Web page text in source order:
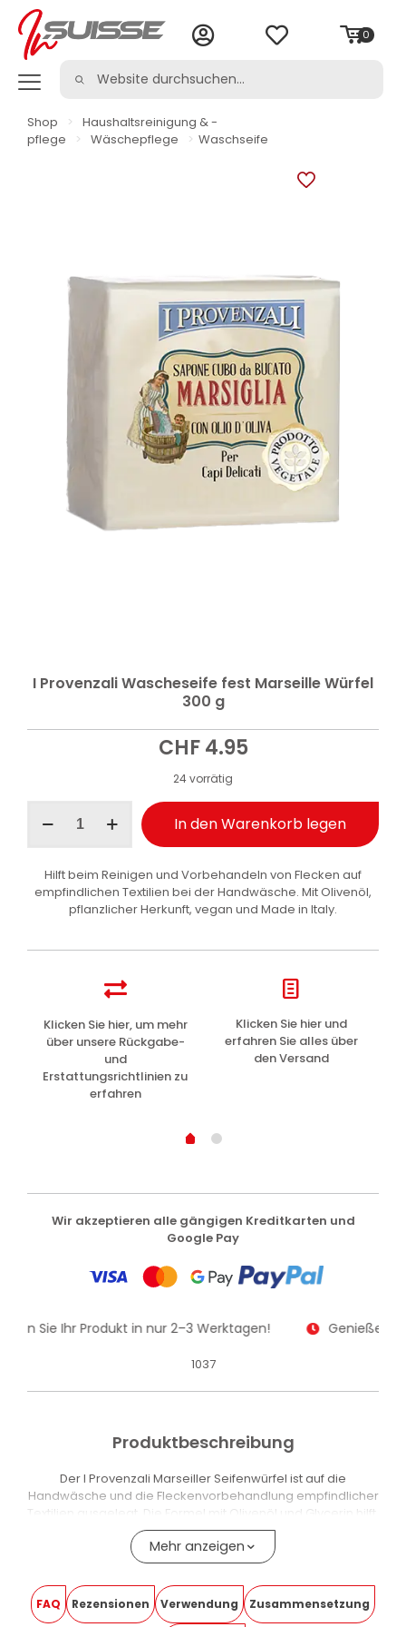
0
Shop >
Haushaltsreinigung & -
pflege
> Wäschepflege > Waschseife
I Provenzali Wascheseife fest Marseille Würfel
300 g
CHF4.95
24 vorrätig
Provenzali
Marseille
Würfel
Menge
In den Warenkorb legen
Hilft beim Reinigen und Vorbehandeln von Flecken auf
empfindlichen Textilien bei der Handwäsche. Mit Olivenöl,
pflanzlicher Herkunft, vegan und Made in Italy.
Klicken Sie hier, um mehr
über unsere Rückgabe-
und
Erstattungsrichtlinien zu
erfahren
Klicken Sie hier und
erfahren Sie alles über
den Versand
Wir akzeptieren alle gängigen Kreditkarten und
Google Pay
Sie Ihr Produkt in nur 2–3 Werktagen! Genießen
1037
Produktbeschreibung
Der I Provenzali Marseiller Seifenwürfel ist auf die
Handwäsche und die Fleckenvorbehandlung empfindlicher
Textilien ausgelegt. Die Formel mit Olivenöl und Glycerin hilft,
Gewebe zu reinigen und Verschmutzungen zu entfernen,
und schont dabei die Haut beim manuellen Waschen.
entspricht der Verordnung EG 648/04. Die aus Palmöl
gewonnenen Rohstoffe stammen aus nachhaltigem
Mehr anzeigen
FAQ Rezensionen Verwendung Zusammensetzung